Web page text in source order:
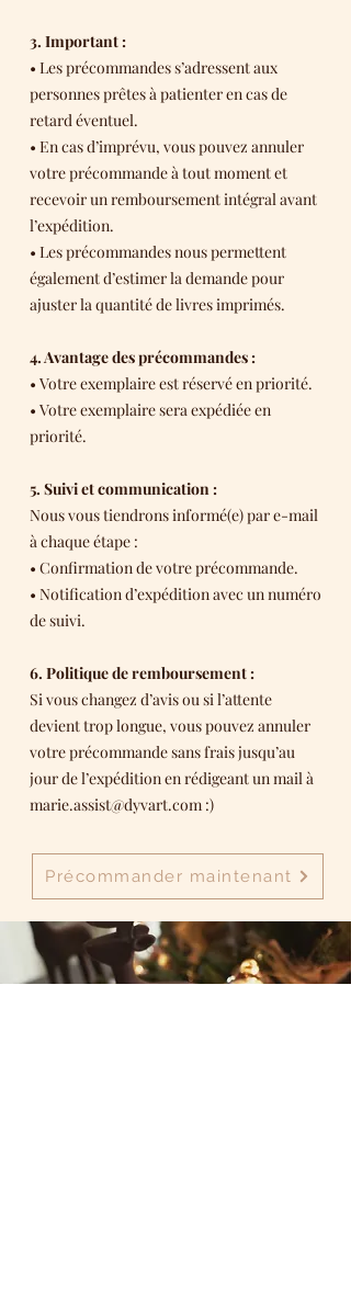
3. Important :
• Les précommandes s’adressent aux
personnes prêtes à patienter en cas de
retard éventuel.
• En cas d’imprévu, vous pouvez annuler
votre précommande à tout moment et
recevoir un remboursement intégral avant
l’expédition.
• Les précommandes nous permettent
également d’estimer la demande pour
ajuster la quantité de livres imprimés.
4. Avantage des précommandes :
• Votre exemplaire est réservé en priorité.
• Votre exemplaire sera expédiée en
priorité.
5. Suivi et communication :
Nous vous tiendrons informé(e) par e-mail
à chaque étape :
• Confirmation de votre précommande.
• Notification d’expédition avec un numéro
de suivi.
6. Politique de remboursement :
Si vous changez d’avis ou si l’attente
devient trop longue, vous pouvez annuler
votre précommande sans frais jusqu’au
jour de l’expédition en rédigeant un mail à
marie.assist@dyvart.com :)
Précommander maintenant